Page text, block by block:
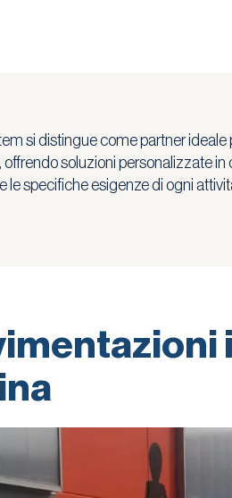
si distingue come partner
offrendo soluzioni personalizzate
le specifiche esigenze di ogni